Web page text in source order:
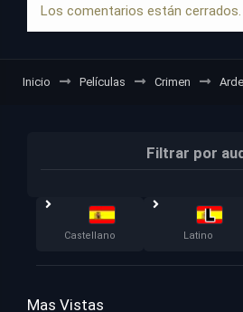
Los comentarios están cerrados.
Inicio Películas Crimen
Filtrar por
Castellano Latino
Mas Vistas